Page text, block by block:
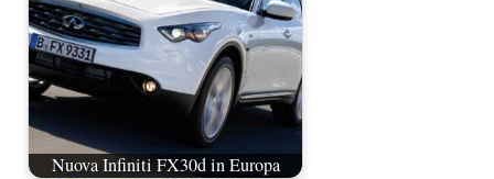
Nuova Infiniti FX30d in Europa